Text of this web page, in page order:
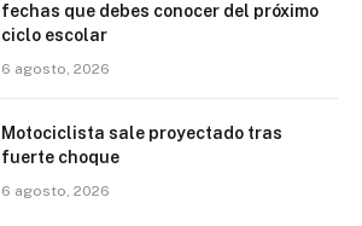
fechas que debes conocer del próximo
ciclo escolar
6 agosto, 2026
Motociclista sale proyectado tras
fuerte choque
6 agosto, 2026